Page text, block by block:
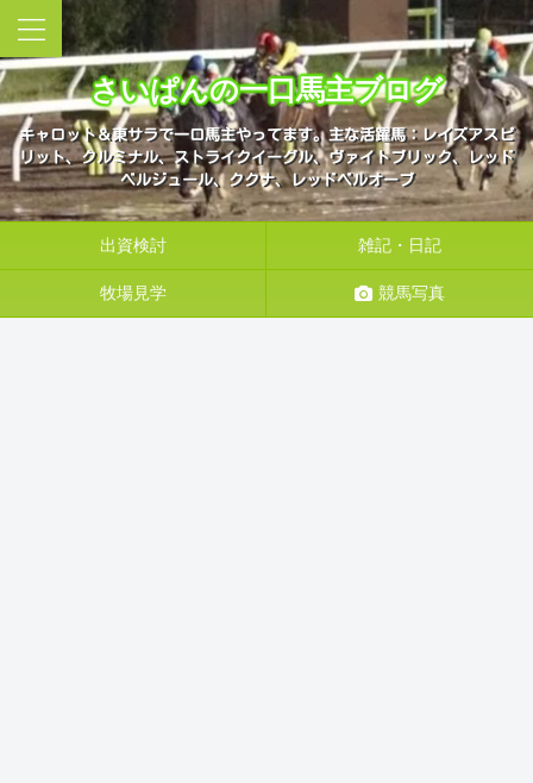
さいぱんの一口馬主ブログ
キャロット＆東サラで一口馬主やってます。主な活躍馬：レイズアスピ
リット、クルミナル、ストライクイーグル、ヴァイトブリック、レッド
ベルジュール、ククナ、レッドベルオーブ
出資検討 雑記・日記
牧場見学 競馬写真